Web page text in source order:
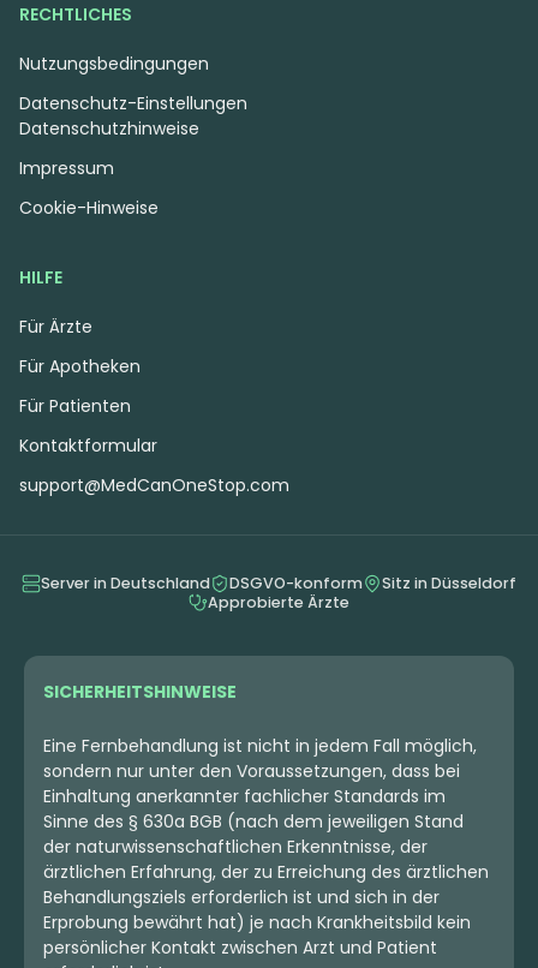
HILFE
Für Ärzte
Für Apotheken
Für Patienten
Kontaktformular
support@MedCanOneStop.com
RECHTLICHES
Nutzungsbedingungen
Datenschutzhinweise
Impressum
Cookie-Hinweise
Datenschutz-Einstellungen
Server in Deutschland DSGVO-konform
Sitz in Düsseldorf
Approbierte Ärzte
SICHERHEITSHINWEISE
Eine Fernbehandlung ist nicht in jedem Fall möglich,
sondern nur unter den Voraussetzungen, dass bei
Einhaltung anerkannter fachlicher Standards im
Sinne des § 630a BGB (nach dem jeweiligen Stand
der naturwissenschaftlichen Erkenntnisse, der
ärztlichen Erfahrung, der zu Erreichung des ärztlichen
Behandlungsziels erforderlich ist und sich in der
Erprobung bewährt hat) je nach Krankheitsbild kein
persönlicher Kontakt zwischen Arzt und Patient